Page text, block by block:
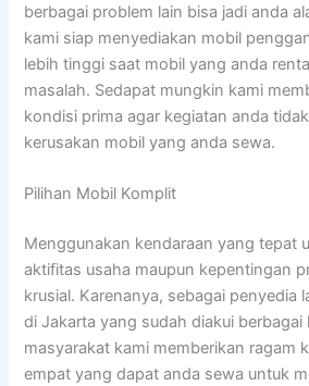
berbagai problem lain bisa jadi anda
kami siap menyediakan mobil
lebih tinggi saat mobil yang anda
masalah. Sedapat mungkin kami
kondisi prima agar kegiatan anda
kerusakan mobil yang anda sewa.
Pilihan Mobil Komplit
Menggunakan kendaraan yang tepat
aktifitas usaha maupun kepentingan
krusial. Karenanya, sebagai penyedia
di Jakarta yang sudah diakui berbagai
masyarakat kami memberikan ragam
empat yang dapat anda sewa untuk